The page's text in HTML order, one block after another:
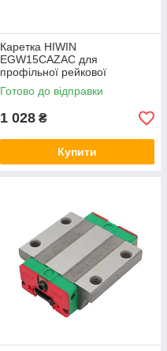
Каретка HIWIN
EGW15CAZAC для
профільної рейкової
напрямної
Готово до відправки
1 028 ₴
Купити